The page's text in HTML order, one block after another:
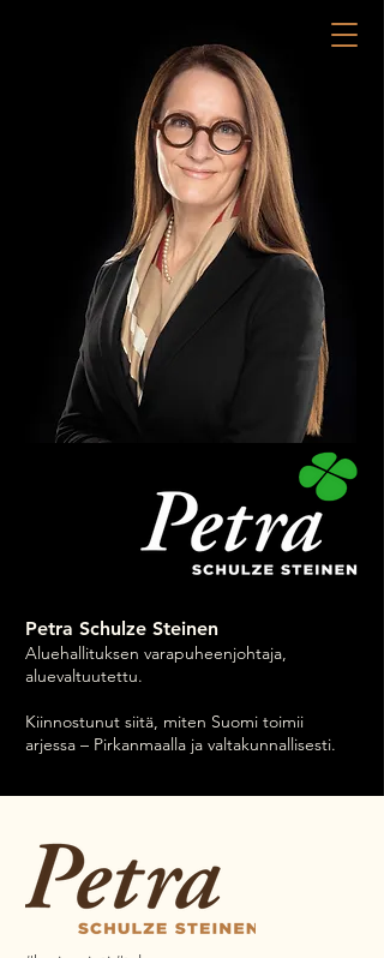
Petra Schulze Steinen
Aluehallituksen varapuheenjohtaja,
aluevaltuutettu.
Kiinnostunut siitä, miten Suomi toimii
arjessa – Pirkanmaalla ja valtakunnallisesti.